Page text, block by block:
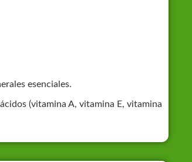
esenciales.
(vitamina A, vitamina E, vitamina